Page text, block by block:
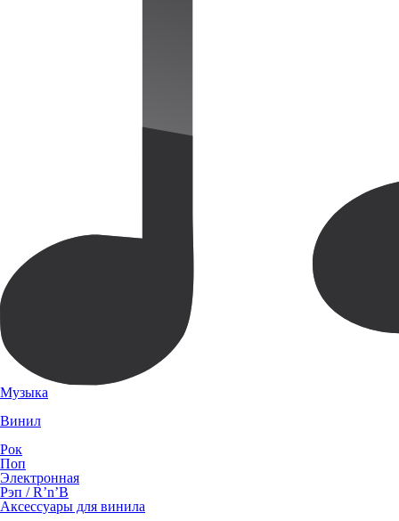
Музыка
Винил
Рок
Поп
Электронная
Рэп / R’n’B
Аксессуары для винила